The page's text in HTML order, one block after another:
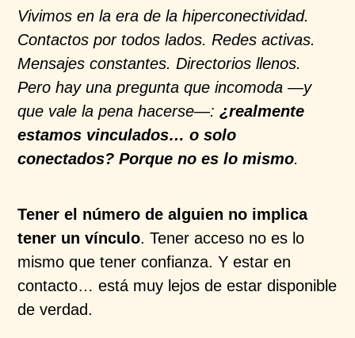
Vivimos en la era de la hiperconectividad.
Contactos por todos lados. Redes activas.
Mensajes constantes. Directorios llenos.
Pero hay una pregunta que incomoda —y
que vale la pena hacerse—:¿realmente
estamos vinculados… o solo
conectados? Porque no es lo mismo.
Tener el número de alguien no implica
tener un vínculo. Tener acceso no es lo
mismo que tener confianza. Y estar en
contacto… está muy lejos de estar disponible
de verdad.